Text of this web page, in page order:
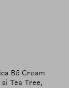
B5 Cream
Tea Tree,